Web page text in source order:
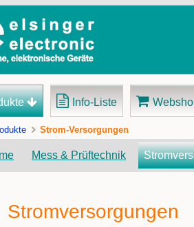
Info-Liste
Strom-Versorgungen
Mess & Prüftechnik
Stromversorgungen